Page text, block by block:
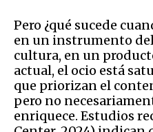
Pero ¿qué sucede
en un instrumento
cultura, en un
actual, el ocio está
que priorizan el
pero no
enriquece. Estudios